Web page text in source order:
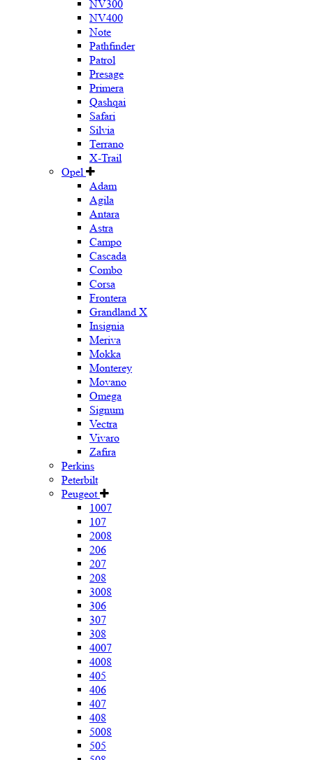
NV300
NV400
Note
Pathfinder
Patrol
Presage
Primera
Qashqai
Safari
Silvia
Terrano
X-Trail
Opel
Adam
Agila
Antara
Astra
Campo
Cascada
Combo
Corsa
Frontera
Grandland X
Insignia
Meriva
Mokka
Monterey
Movano
Omega
Signum
Vectra
Vivaro
Zafira
Perkins
Peterbilt
Peugeot
1007
107
2008
206
207
208
3008
306
307
308
4007
4008
405
406
407
408
5008
505